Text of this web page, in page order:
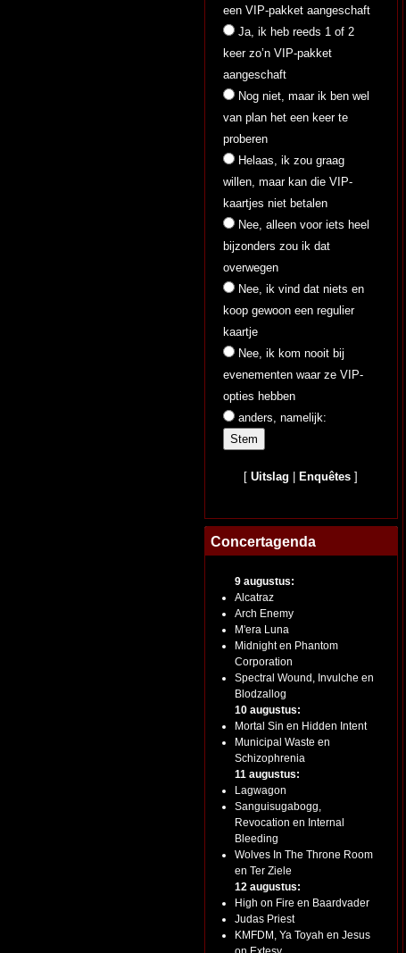
een VIP-pakket aangeschaft
Ja, ik heb reeds 1 of 2
keer zo’n VIP-pakket
aangeschaft
Nog niet, maar ik ben wel
van plan het een keer te
proberen
Helaas, ik zou graag
willen, maar kan die VIP-
kaartjes niet betalen
Nee, alleen voor iets heel
bijzonders zou ik dat
overwegen
Nee, ik vind dat niets en
koop gewoon een regulier
kaartje
Nee, ik kom nooit bij
evenementen waar ze VIP-
opties hebben
anders, namelijk:
[Uitslag Enquêtes ]
Concertagenda
9 augustus:
Alcatraz
Arch Enemy
M'era Luna
Midnight en Phantom
Corporation
Spectral Wound, Invulche en
Blodzallog
10 augustus:
Mortal Sin en Hidden Intent
Municipal Waste en
Schizophrenia
11 augustus:
Lagwagon
Sanguisugabogg,
Revocation en Internal
Bleeding
Wolves In The Throne Room
en Ter Ziele
12 augustus:
High on Fire en Baardvader
Judas Priest
KMFDM, Ya Toyah en Jesus